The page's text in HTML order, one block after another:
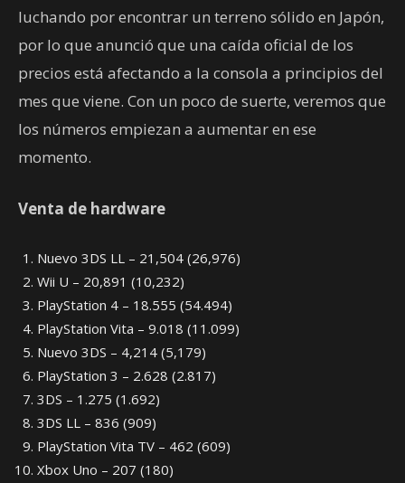
luchando por encontrar un terreno sólido en Japón,
por lo que anunció que una caída oficial de los
precios está afectando a la consola a principios del
mes que viene. Con un poco de suerte, veremos que
los números empiezan a aumentar en ese
momento.
Venta de hardware
Nuevo 3DS LL – 21,504 (26,976)
Wii U – 20,891 (10,232)
PlayStation 4 – 18.555 (54.494)
PlayStation Vita – 9.018 (11.099)
Nuevo 3DS – 4,214 (5,179)
PlayStation 3 – 2.628 (2.817)
3DS – 1.275 (1.692)
3DS LL – 836 (909)
PlayStation Vita TV – 462 (609)
Xbox Uno – 207 (180)